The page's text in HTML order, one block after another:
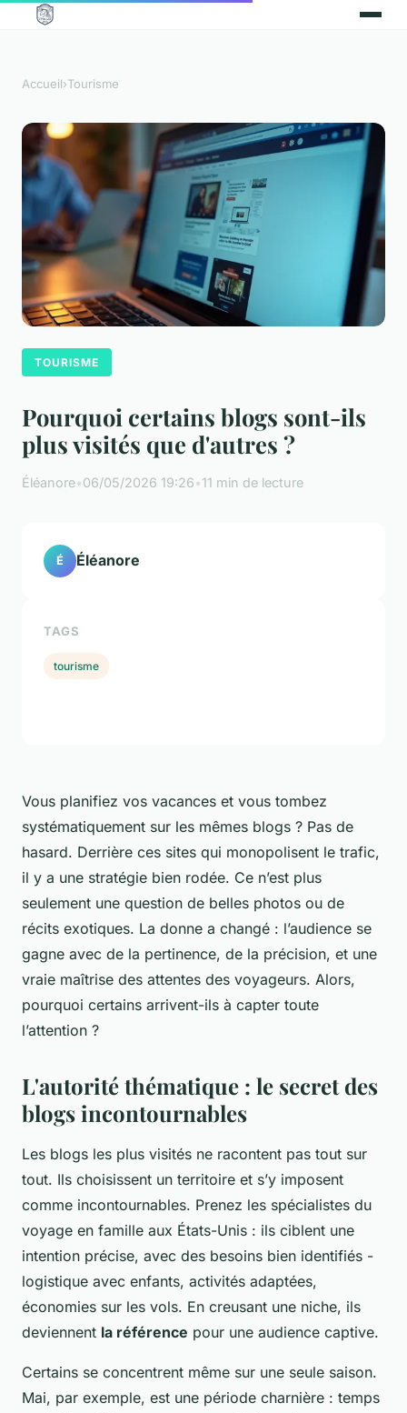
Accueil›Tourisme
TOURISME
Pourquoi certains blogs sont-ils
plus visités que d'autres ?
Éléanore•06/05/2026 19:26•11 min de lecture
Vous planifiez vos vacances et vous tombez
systématiquement sur les mêmes blogs ? Pas de
hasard. Derrière ces sites qui monopolisent le trafic,
il y a une stratégie bien rodée. Ce n’est plus
seulement une question de belles photos ou de
récits exotiques. La donne a changé : l’audience se
gagne avec de la pertinence, de la précision, et une
vraie maîtrise des attentes des voyageurs. Alors,
pourquoi certains arrivent-ils à capter toute
l’attention ?
L'autorité thématique : le secret des
blogs incontournables
Les blogs les plus visités ne racontent pas tout sur
tout. Ils choisissent un territoire et s’y imposent
comme incontournables. Prenez les spécialistes du
voyage en famille aux États-Unis : ils ciblent une
intention précise, avec des besoins bien identifiés -
logistique avec enfants, activités adaptées,
économies sur les vols. En creusant une niche, ils
deviennent la référence pour une audience captive.
Certains se concentrent même sur une seule saison.
Mai, par exemple, est une période charnière : temps
É Éléanore
TAGS
tourisme